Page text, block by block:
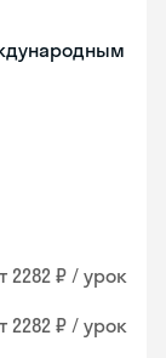
2282 ₽ / урок
2282 ₽ / урок